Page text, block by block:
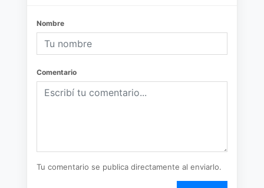
Nombre
Comentario
Tu comentario se publica directamente al enviarlo.